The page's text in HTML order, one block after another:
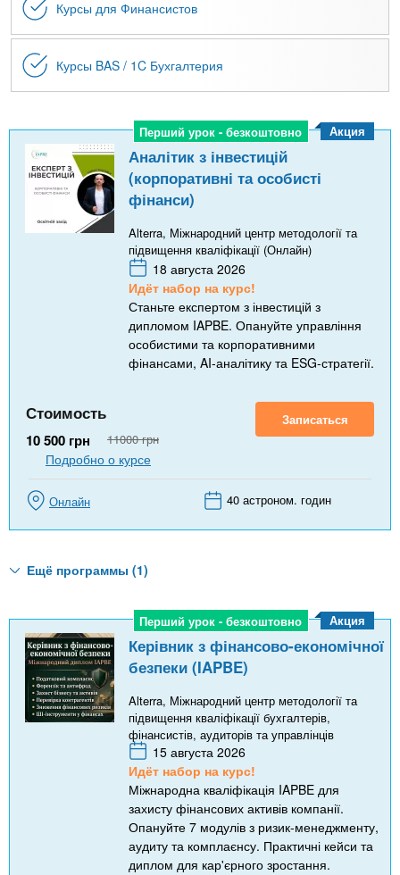
Курсы для Финансистов
Курсы BAS / 1C Бухгалтерия
Перший урок - безкоштовно
Перший урок - безкоштовно
Аналітик з інвестицій
(корпоративні та особисті
фінанси)
Alterra, Міжнародний центр методології та
підвищення кваліфікації (Онлайн)
18 августа 2026
Идёт набор на курс!
Станьте експертом з інвестицій з
дипломом IAPBE. Опануйте управління
особистими та корпоративними
фінансами, AI-аналітику та ESG-стратегії.
Акция
Стоимость
10 500 грн 11000 грн
Записаться
Подробно о курсе
Онлайн 40 астроном. годин
Ещё программы (1)
Перший урок - безкоштовно
Перший урок - безкоштовно
Керівник з фінансово-економічної
безпеки (IAPBE)
Alterra, Міжнародний центр методології та
підвищення кваліфікації бухгалтерів,
фінансистів, аудиторів та управлінців
15 августа 2026
Идёт набор на курс!
Міжнародна кваліфікація IAPBE для
захисту фінансових активів компанії.
Опануйте 7 модулів з ризик-менеджменту,
аудиту та комплаєнсу. Практичні кейси та
диплом для кар'єрного зростання.
Акция